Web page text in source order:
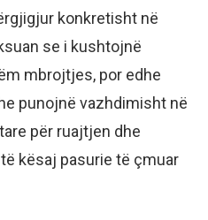
konkretisht në
se i kushtojnë
mbrojtjes, por edhe
punojnë vazhdimisht në
për ruajtjen dhe
kësaj pasurie të çmuar